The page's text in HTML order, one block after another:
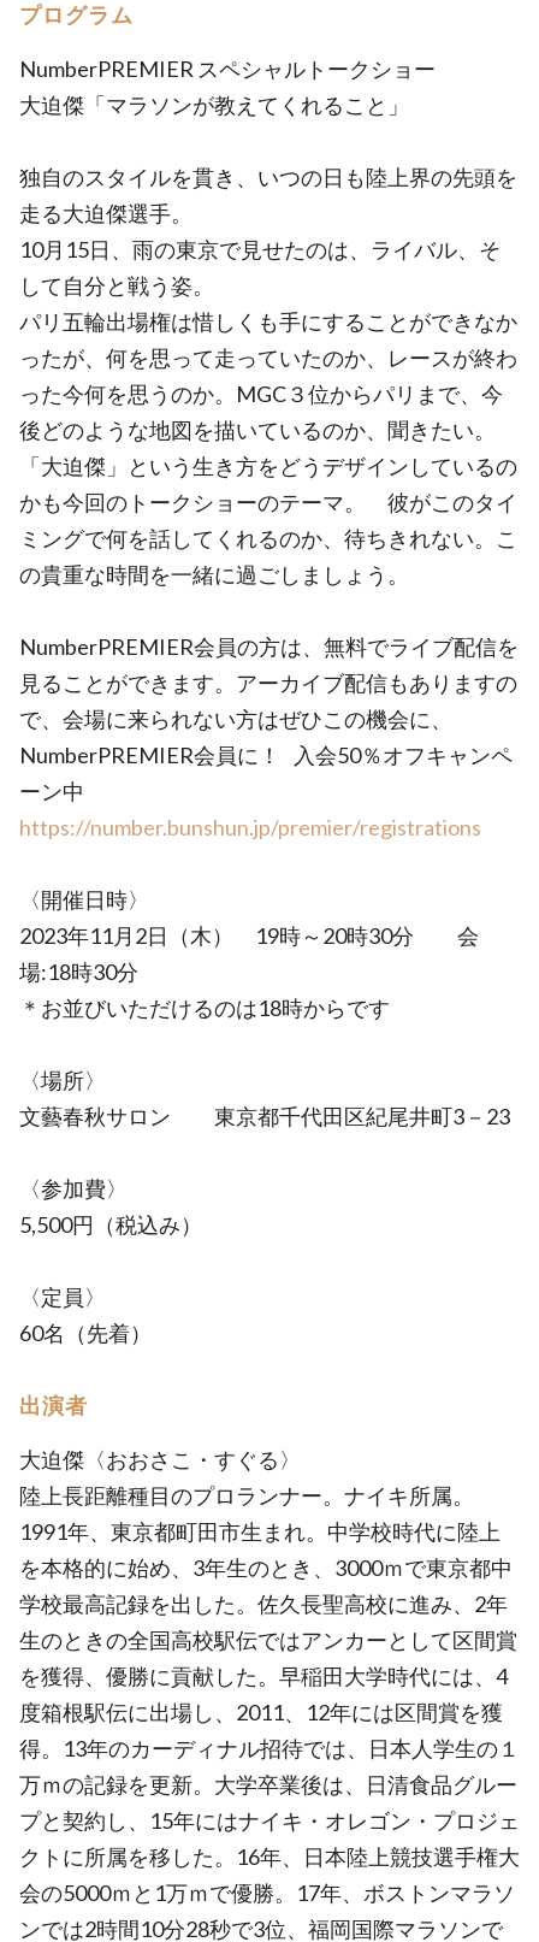
プログラム
NumberPREMIER スペシャルトークショー
大迫傑「マラソンが教えてくれること」
独自のスタイルを貫き、いつの日も陸上界の先頭を
走る大迫傑選手。
10月15日、雨の東京で見せたのは、ライバル、そ
して自分と戦う姿。
パリ五輪出場権は惜しくも手にすることができなか
ったが、何を思って走っていたのか、レースが終わ
った今何を思うのか。MGC３位からパリまで、今
後どのような地図を描いているのか、聞きたい。
「大迫傑」という生き方をどうデザインしているの
かも今回のトークショーのテーマ。 彼がこのタイ
ミングで何を話してくれるのか、待ちきれない。こ
の貴重な時間を一緒に過ごしましょう。
NumberPREMIER会員の方は、無料でライブ配信を
見ることができます。アーカイブ配信もありますの
で、会場に来られない方はぜひこの機会に、
NumberPREMIER会員に！ 入会50％オフキャンペ
ーン中
https://number.bunshun.jp/premier/registrations
〈開催日時〉
2023年11月2日（木） 19時～20時30分 会
場:18時30分
＊お並びいただけるのは18時からです
〈場所〉
文藝春秋サロン 東京都千代田区紀尾井町3－23
〈参加費〉
5,500円（税込み）
〈定員〉
60名（先着）
出演者
大迫傑〈おおさこ・すぐる〉
陸上長距離種目のプロランナー。ナイキ所属。
1991年、東京都町田市生まれ。中学校時代に陸上
を本格的に始め、3年生のとき、3000ｍで東京都中
学校最高記録を出した。佐久長聖高校に進み、2年
生のときの全国高校駅伝ではアンカーとして区間賞
を獲得、優勝に貢献した。早稲田大学時代には、4
度箱根駅伝に出場し、2011、12年には区間賞を獲
得。13年のカーディナル招待では、日本人学生の１
万ｍの記録を更新。大学卒業後は、日清食品グルー
プと契約し、15年にはナイキ・オレゴン・プロジェ
クトに所属を移した。16年、日本陸上競技選手権大
会の5000ｍと1万ｍで優勝。17年、ボストンマラソ
ンでは2時間10分28秒で3位、福岡国際マラソンで